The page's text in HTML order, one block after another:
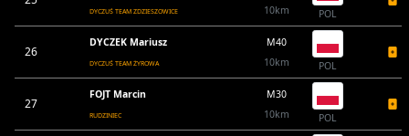
DYCZUŚ TEAM ZDZIESZOWICE
10km
POL
26
DYCZEK Mariusz
DYCZUŚ TEAM ŻYROWA
M40
10km
POL
27
FOJT Marcin
RUDZINIEC
M30
10km
POL